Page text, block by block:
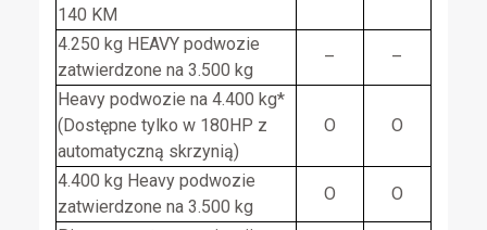
140 KM
4.250 kg HEAVY podwozie
zatwierdzone na 3.500 kg
– –
Heavy podwozie na 4.400 kg*
(Dostępne tylko w 180HP z
automatyczną skrzynią)
O O
4.400 kg Heavy podwozie
zatwierdzone na 3.500 kg
O O